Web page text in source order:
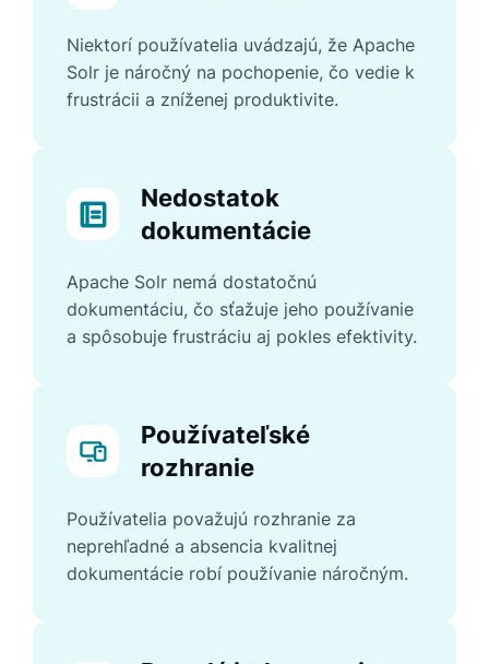
Niektorí používatelia uvádzajú, že Apache
Solr je náročný na pochopenie, čo vedie k
frustrácii a zníženej produktivite.
Nedostatok
dokumentácie
Apache Solr nemá dostatočnú
dokumentáciu, čo sťažuje jeho používanie
a spôsobuje frustráciu aj pokles efektivity.
Používateľské
rozhranie
Používatelia považujú rozhranie za
neprehľadné a absencia kvalitnej
dokumentácie robí používanie náročným.